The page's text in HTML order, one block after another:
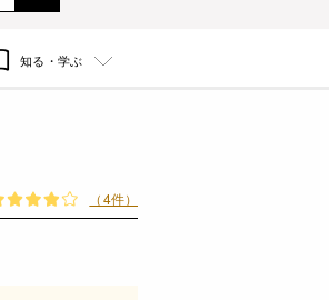
知る・学ぶ
（4件）